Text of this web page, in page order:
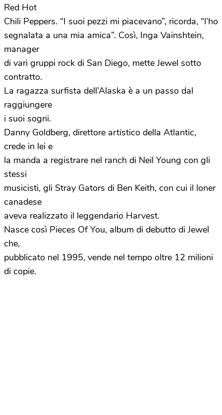
Red Hot
Chili Peppers. “I suoi pezzi mi piacevano”, ricorda, “l’ho
segnalata a una mia amica”. Così, Inga Vainshtein,
manager
di vari gruppi rock di San Diego, mette Jewel sotto
contratto.
La ragazza surfista dell’Alaska è a un passo dal
raggiungere
i suoi sogni.
Danny Goldberg, direttore artistico della Atlantic,
crede in lei e
la manda a registrare nel ranch di Neil Young con gli
stessi
musicisti, gli Stray Gators di Ben Keith, con cui il loner
canadese
aveva realizzato il leggendario Harvest.
Nasce così Pieces Of You, album di debutto di Jewel
che,
pubblicato nel 1995, vende nel tempo oltre 12 milioni
di copie.